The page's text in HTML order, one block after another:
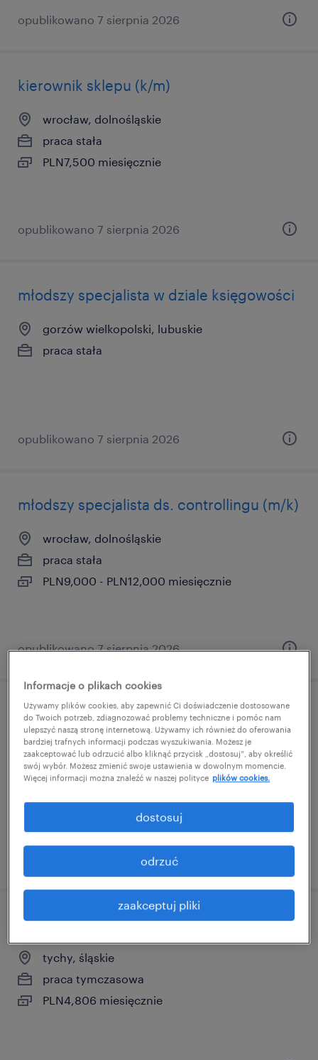
opublikowano 7 sierpnia 2026
kierownik sklepu (k/m)
wrocław, dolnośląskie
praca stała
PLN7,500 miesięcznie
opublikowano 7 sierpnia 2026
młodszy specjalista w dziale księgowości
gorzów wielkopolski, lubuskie
praca stała
opublikowano 7 sierpnia 2026
młodszy specjalista ds. controllingu (m/k)
wrocław, dolnośląskie
praca stała
PLN9,000 - PLN12,000 miesięcznie
opublikowano 7 sierpnia 2026
production process engineer
wałcz, zachodniopomorskie
praca stała
opublikowano 7 sierpnia 2026
pracownik linii produkcyjnej - szwacz/-ka
tychy, śląskie
praca tymczasowa
PLN4,806 miesięcznie
Informacje o plikach cookies
Używamy plików cookies, aby zapewnić Ci doświadczenie dostosowane
do Twoich potrzeb, zdiagnozować problemy techniczne i pomóc nam
ulepszyć naszą stronę internetową. Używamy ich również do oferowania
bardziej trafnych informacji podczas wyszukiwania. Możesz je
zaakceptować lub odrzucić albo kliknąć przycisk „dostosuj”, aby określić
swój wybór. Możesz zmienić swoje ustawienia w dowolnym momencie.
Więcej informacji można znaleźć w naszej polityce plików cookies.
zaakceptuj pliki
odrzuć
dostosuj